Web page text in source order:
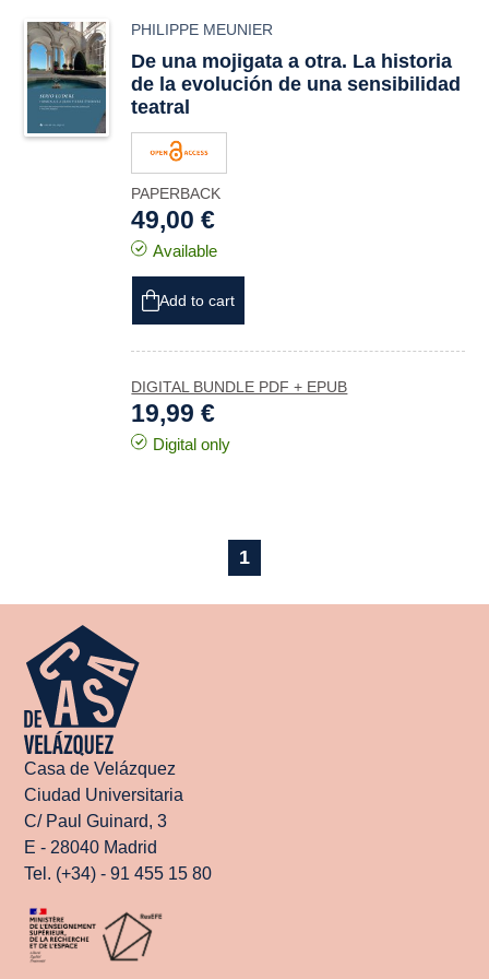
PHILIPPE MEUNIER
De una mojigata a otra. La historia
de la evolución de una sensibilidad
teatral
PAPERBACK
49,00 €
Available
Add to cart
DIGITAL BUNDLE PDF + EPUB
19,99 €
Digital only
1
Casa de Velázquez
Ciudad Universitaria
C/ Paul Guinard, 3
E - 28040 Madrid
Tel. (+34) - 91 455 15 80